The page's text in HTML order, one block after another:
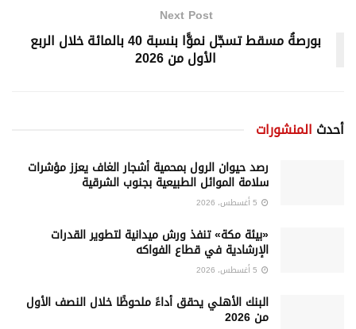
Next Post
بورصةُ مسقط تسجّل نموًّا بنسبة 40 بالمائة خلال الربع
الأول من 2026
أحدث المنشورات
رصد حيوان الرول بمحمية أشجار الغاف يعزز مؤشرات
سلامة الموائل الطبيعية بجنوب الشرقية
«بيئة مكة» تنفذ ورش ميدانية لتطوير القدرات
الإرشادية في قطاع الفواكه
البنك الأهلي يحقق أداءً ملحوظًا خلال النصف الأول
من 2026